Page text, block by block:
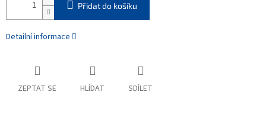
Přidat do košíku
Detailní informace
ZEPTAT SE HLÍDAT SDÍLET